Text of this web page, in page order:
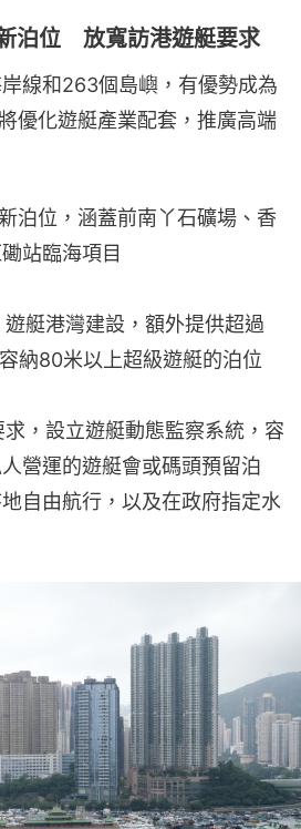
泊位 放寬訪港遊艇要求
線和263個島嶼，有優勢成為
優化遊艇產業配套，推廣高端
泊位，涵蓋前南丫石礦場、香
站臨海項目
艇港灣建設，額外提供超過
納80米以上超級遊艇的泊位
，設立遊艇動態監察系統，容
營運的遊艇會或碼頭預留泊
自由航行，以及在政府指定水